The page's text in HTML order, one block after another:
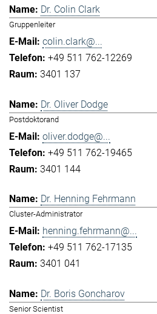
Dr. Colin Clark
Gruppenleiter
colin.clark@...
+49 511 762-12269
3401 137
Dr. Oliver Dodge
Postdoktorand
oliver.dodge@...
+49 511 762-19465
3401 144
Dr. Henning Fehrmann
Cluster-Administrator
henning.fehrmann@...
+49 511 762-17135
3401 041
Dr. Boris Goncharov
Senior Scientist